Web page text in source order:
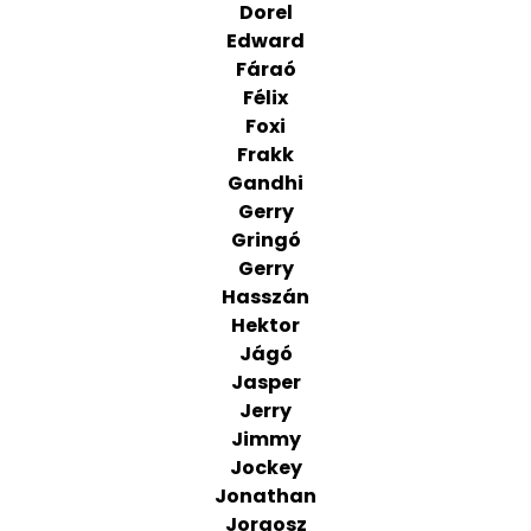
Dorel
Edward
Fáraó
Félix
Foxi
Frakk
Gandhi
Gerry
Gringó
Gerry
Hasszán
Hektor
Jágó
Jasper
Jerry
Jimmy
Jockey
Jonathan
Jorgosz